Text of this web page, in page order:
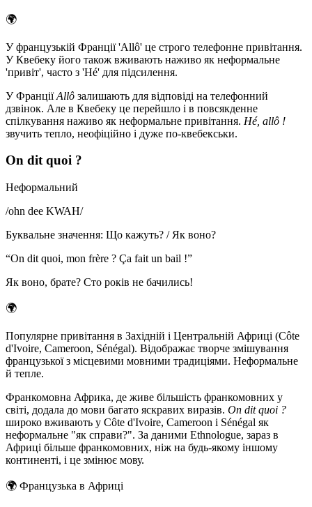
🌍
У французькій Франції 'Allô' це строго телефонне привітання.
У Квебеку його також вживають наживо як неформальне
'привіт', часто з 'Hé' для підсилення.
У ФранціїAllô залишають для відповіді на телефонний
дзвінок. Але в Квебеку це перейшло і в повсякденне
спілкування наживо як неформальне привітання. Hé, allô !
звучить тепло, неофіційно і дуже по-квебекськи.
On dit quoi ?
Неформальний
/ohn dee KWAH/
Буквальне значення: Що кажуть? / Як воно?
“On dit quoi, mon frère ? Ça fait un bail !”
Як воно, брате? Сто років не бачились!
🌍
Популярне привітання в Західній і Центральній Африці (Côte
d'Ivoire, Cameroon, Sénégal). Відображає творче змішування
французької з місцевими мовними традиціями. Неформальне
й тепле.
Франкомовна Африка, де живе більшість франкомовних у
світі, додала до мови багато яскравих виразів. On dit quoi ?
широко вживають у Côte d'Ivoire, Cameroon і Sénégal як
неформальне "як справи?". За даними Ethnologue, зараз в
Африці більше франкомовних, ніж на будь-якому іншому
континенті, і це змінює мову.
🌍 Французька в Африці